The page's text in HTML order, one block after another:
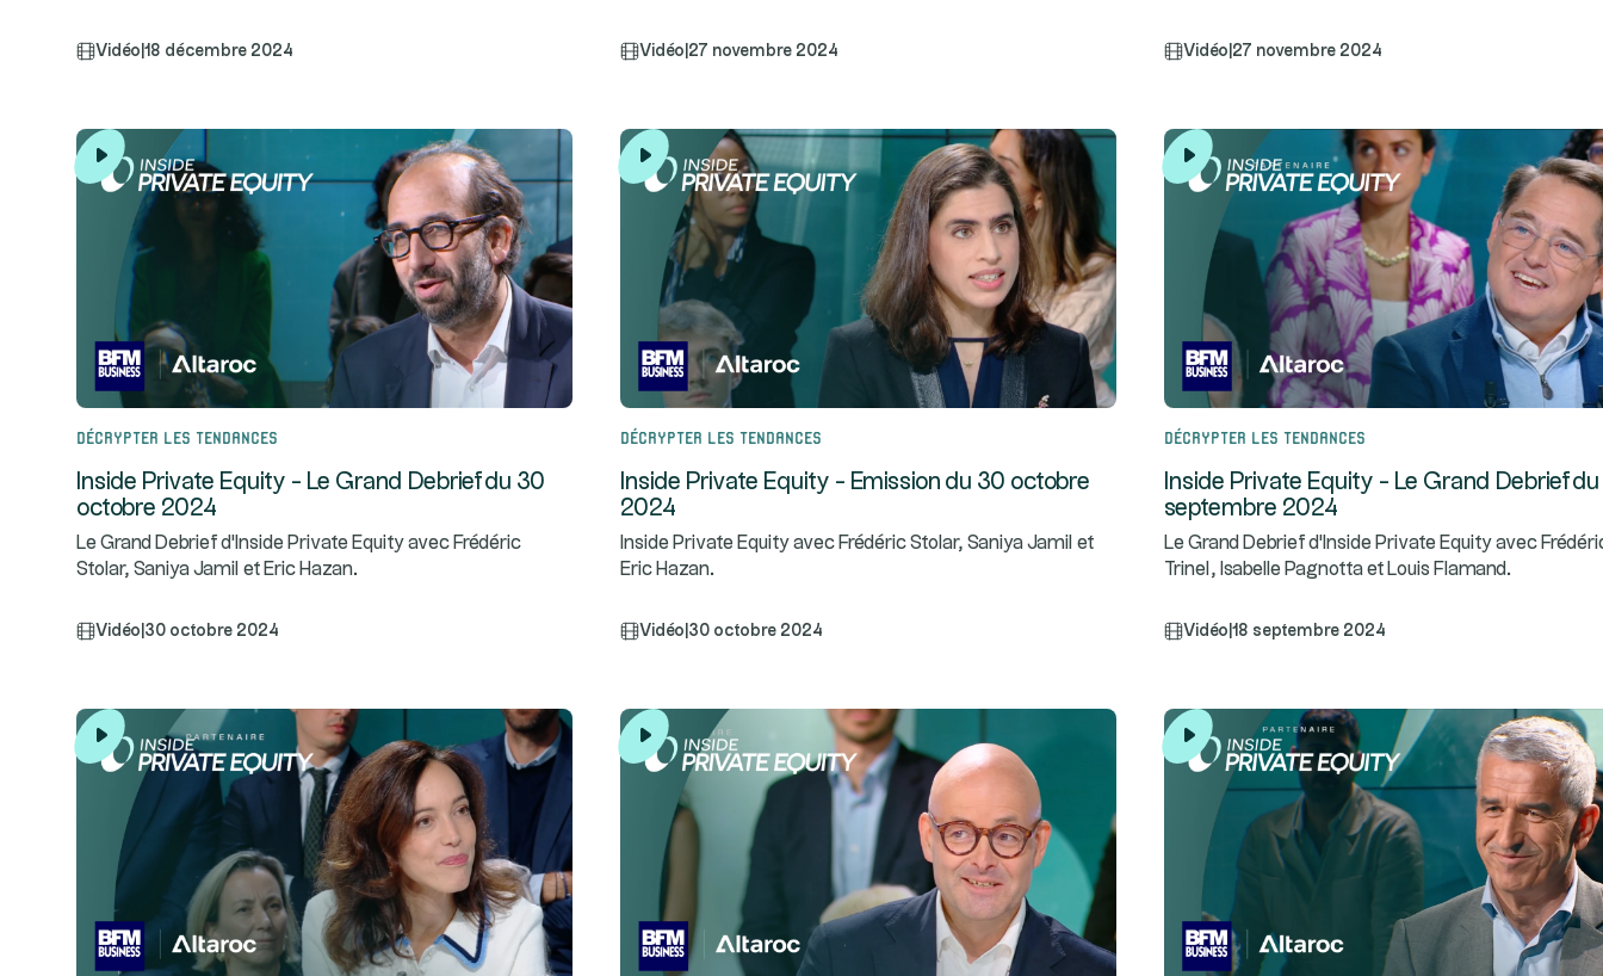
Vidéo 18 décembre 2024 Vidéo 27 novembre 2024 Vidéo 27 novembre 2024
Décrypter les tendances
Inside Private Equity - Le Grand Debrief du 30
octobre 2024
Le Grand Debrief d'Inside Private Equity avec Frédéric
Stolar, Saniya Jamil et Eric Hazan.
Vidéo 30 octobre 2024
Décrypter les tendances
Inside Private Equity - Emission du 30 octobre
2024
Inside Private Equity avec Frédéric Stolar, Saniya Jamil et
Eric Hazan.
Vidéo 30 octobre 2024
Décrypter les tendances
Inside Private Equity - Le Grand Debrief du
septembre 2024
Le Grand Debrief d'Inside Private Equity avec
Trinel, Isabelle Pagnotta et Louis Flamand.
Vidéo 18 septembre 2024